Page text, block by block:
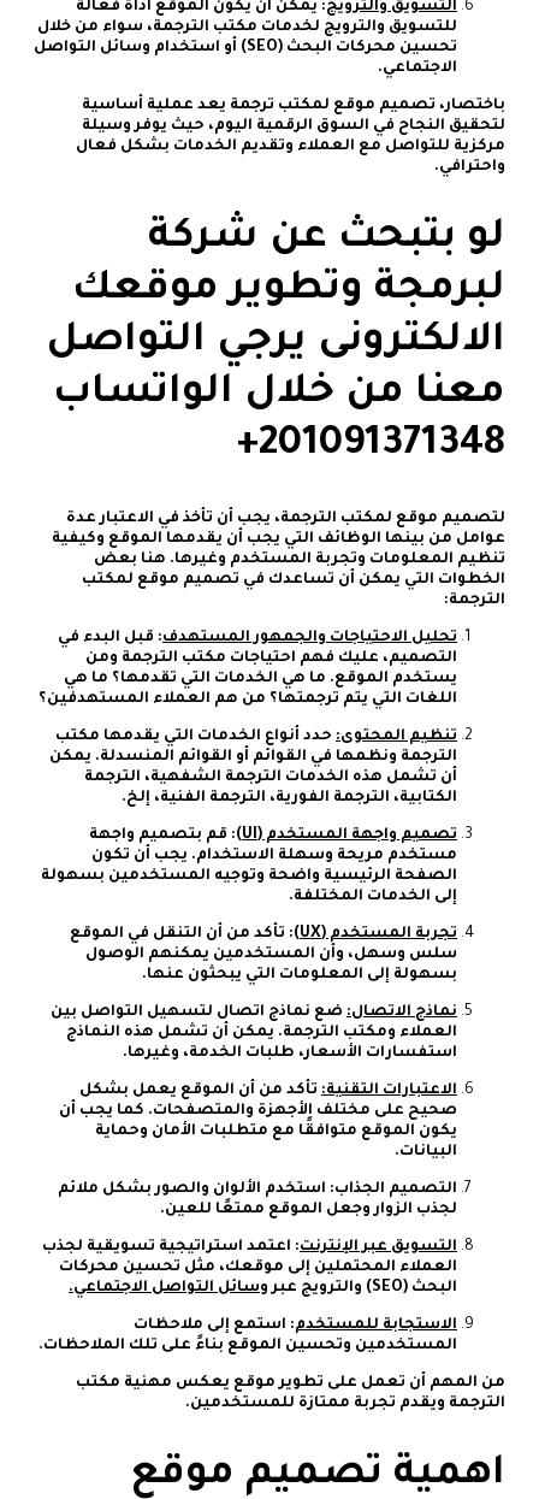
التسويق والترويج: يمكن أن يكون الموقع أداة فعالة
للتسويق والترويج لخدمات مكتب الترجمة، سواء من خلال
تحسين محركات البحث (SEO) أو استخدام وسائل التواصل
الاجتماعي.
باختصار، تصميم موقع لمكتب ترجمة يعد عملية أساسية
لتحقيق النجاح في السوق الرقمية اليوم، حيث يوفر وسيلة
مركزية للتواصل مع العملاء وتقديم الخدمات بشكل فعال
واحترافي.
لو بتبحث عن شركة
لبرمجة وتطوير موقعك
الالكترونى يرجي التواصل
معنا من خلال الواتساب
لتصميم موقع لمكتب الترجمة، يجب أن تأخذ في الاعتبار عدة
عوامل من بينها الوظائف التي يجب أن يقدمها الموقع وكيفية
تنظيم المعلومات وتجربة المستخدم وغيرها. هنا بعض
الخطوات التي يمكن أن تساعدك في تصميم موقع لمكتب
الترجمة:
تحليل الاحتياجات والجمهور المستهدف: قبل البدء في
التصميم، عليك فهم احتياجات مكتب الترجمة ومن
يستخدم الموقع. ما هي الخدمات التي تقدمها؟ ما هي
اللغات التي يتم ترجمتها؟ من هم العملاء المستهدفين؟
تنظيم المحتوى: حدد أنواع الخدمات التي يقدمها مكتب
الترجمة ونظمها في القوائم أو القوائم المنسدلة. يمكن
أن تشمل هذه الخدمات الترجمة الشفهية، الترجمة
الكتابية، الترجمة الفورية، الترجمة الفنية، إلخ.
تصميم واجهة المستخدم (UI)
: قم بتصميم واجهة
مستخدم مريحة وسهلة الاستخدام. يجب أن تكون
الصفحة الرئيسية واضحة وتوجيه المستخدمين بسهولة
إلى الخدمات المختلفة.
تجربة المستخدم (UX)
: تأكد من أن التنقل في الموقع
سلس وسهل، وأن المستخدمين يمكنهم الوصول
بسهولة إلى المعلومات التي يبحثون عنها.
نماذج الاتصال: ضع نماذج اتصال لتسهيل التواصل بين
العملاء ومكتب الترجمة. يمكن أن تشمل هذه النماذج
استفسارات الأسعار، طلبات الخدمة، وغيرها.
الاعتبارات التقنية: تأكد من أن الموقع يعمل بشكل
صحيح على مختلف الأجهزة والمتصفحات. كما يجب أن
يكون الموقع متوافقًا مع متطلبات الأمان وحماية
البيانات.
التصميم الجذاب: استخدم الألوان والصور بشكل ملائم
لجذب الزوار وجعل الموقع ممتعًا للعين.
التسويق عبر الإنترنت: اعتمد استراتيجية تسويقية لجذب
العملاء المحتملين إلى موقعك، مثل تحسين محركات
البحث (SEO) والترويج عبر
وسائل التواصل الاجتماعي.
الاستجابة للمستخدم: استمع إلى ملاحظات
المستخدمين وتحسين الموقع بناءً على تلك الملاحظات.
من المهم أن تعمل على تطوير موقع يعكس مهنية مكتب
الترجمة ويقدم تجربة ممتازة للمستخدمين.
اهمية تصميم موقع